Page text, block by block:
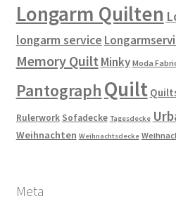
Longarm Quilten
longarm service
Memory Quilt Minky Moda
Pantograph Quilt
Rulerwork Sofadecke Tagesdecke
Weihnachten Weihnachtsdecke
Meta